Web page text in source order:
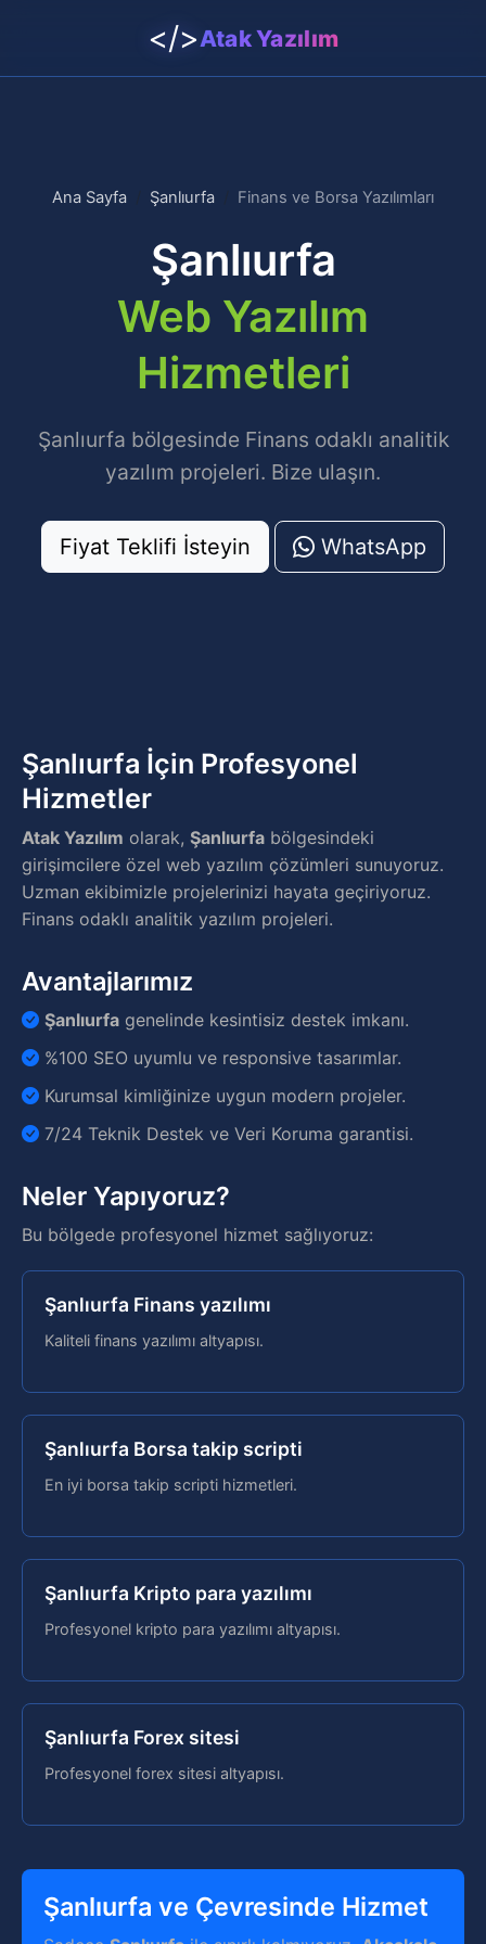
</>Atak Yazılım
Ana Sayfa Şanlıurfa Finans ve Borsa Yazılımları
Şanlıurfa
Web Yazılım
Hizmetleri
Şanlıurfa bölgesinde Finans odaklı analitik
yazılım projeleri. Bize ulaşın.
Fiyat Teklifi İsteyin WhatsApp
Şanlıurfa İçin Profesyonel
Hizmetler
Atak Yazılım olarak, Şanlıurfa bölgesindeki
girişimcilere özel web yazılım çözümleri sunuyoruz.
Uzman ekibimizle projelerinizi hayata geçiriyoruz.
Finans odaklı analitik yazılım projeleri.
Avantajlarımız
Şanlıurfa genelinde kesintisiz destek imkanı.
%100 SEO uyumlu ve responsive tasarımlar.
Kurumsal kimliğinize uygun modern projeler.
7/24 Teknik Destek ve Veri Koruma garantisi.
Neler Yapıyoruz?
Bu bölgede profesyonel hizmet sağlıyoruz:
Şanlıurfa Finans yazılımı
Kaliteli finans yazılımı altyapısı.
Şanlıurfa Borsa takip scripti
En iyi borsa takip scripti hizmetleri.
Şanlıurfa Kripto para yazılımı
Profesyonel kripto para yazılımı altyapısı.
Şanlıurfa Forex sitesi
Profesyonel forex sitesi altyapısı.
Şanlıurfa ve Çevresinde Hizmet